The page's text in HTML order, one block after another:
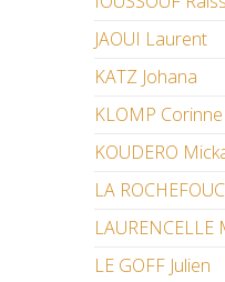
JAOUI Laurent
KATZ Johana
KLOMP Corinne
KOUDERO
LA
LE GOFF Julien